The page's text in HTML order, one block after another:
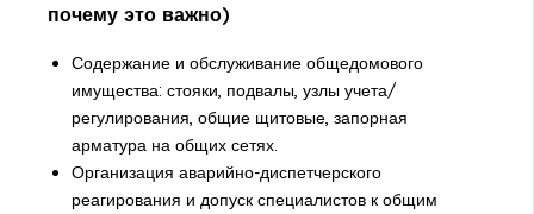
почему это важно)
Содержание и обслуживание общедомового
имущества: стояки, подвалы, узлы учета/
регулирования, общие щитовые, запорная
арматура на общих сетях.
Организация аварийно-диспетчерского
реагирования и допуск специалистов к общим